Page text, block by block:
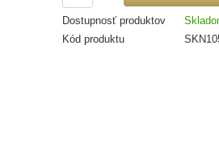
Dostupnosť produktov
Kód produktu